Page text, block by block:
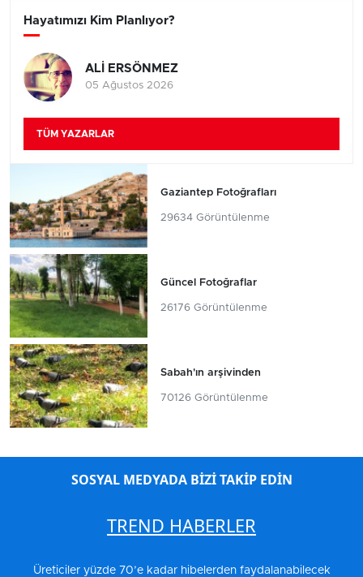
Hayatımızı Kim Planlıyor?
ALİ ERSÖNMEZ
05 Ağustos 2026
TÜM YAZARLAR
Gaziantep Fotoğrafları
29634 Görüntülenme
Güncel Fotoğraflar
26176 Görüntülenme
Sabah'ın arşivinden
70126 Görüntülenme
SOSYAL MEDYADA BİZİ TAKİP EDİN
TREND HABERLER
Üreticiler yüzde 70’e kadar hibelerden faydalanabilecek